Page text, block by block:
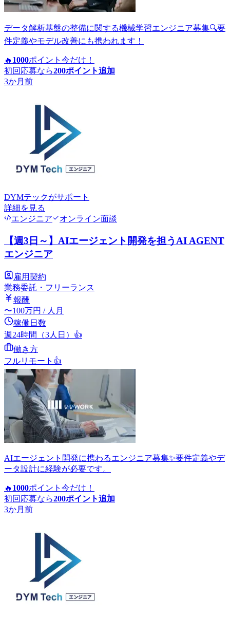
データ解析基盤の整備に関する機械学習エンジニア募集🔍要
件定義やモデル改善にも携われます！
🔥 1000ポイント 今だけ！
初回応募なら200ポイント追加
3か月前
DYMテックがサポート
詳細を見る
エンジニア
オンライン面談
【週3日～】AIエージェント開発を担うAI AGENT
エンジニア
雇用契約
業務委託・フリーランス
報酬
〜100万円 / 人月
稼働日数
週24時間（3人日） 👍
働き方
フルリモート 👍
AIエージェント開発に携わるエンジニア募集✨要件定義やデ
ータ設計に経験が必要です。
🔥 1000ポイント 今だけ！
初回応募なら200ポイント追加
3か月前